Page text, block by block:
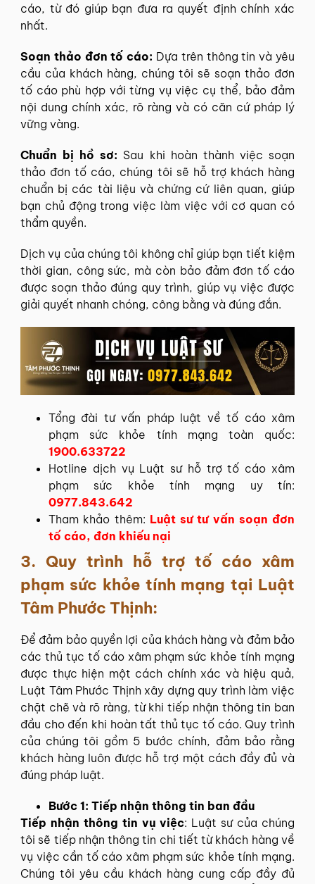
cáo, từ đó giúp bạn đưa ra quyết định chính xác
nhất.
Soạn thảo đơn tố cáo: Dựa trên thông tin và yêu
cầu của khách hàng, chúng tôi sẽ soạn thảo đơn
tố cáo phù hợp với từng vụ việc cụ thể, bảo đảm
nội dung chính xác, rõ ràng và có căn cứ pháp lý
vững vàng.
Chuẩn bị hồ sơ: Sau khi hoàn thành việc soạn
thảo đơn tố cáo, chúng tôi sẽ hỗ trợ khách hàng
chuẩn bị các tài liệu và chứng cứ liên quan, giúp
bạn chủ động trong việc làm việc với cơ quan có
thẩm quyền.
Dịch vụ của chúng tôi không chỉ giúp bạn tiết kiệm
thời gian, công sức, mà còn bảo đảm đơn tố cáo
được soạn thảo đúng quy trình, giúp vụ việc được
giải quyết nhanh chóng, công bằng và đúng đắn.
Tổng đài tư vấn pháp luật về tố cáo xâm
phạm sức khỏe tính mạng toàn quốc:
1900.633722
Hotline dịch vụ Luật sư hỗ trợ tố cáo xâm
phạm sức khỏe tính mạng uy tín:
0977.843.642
Tham khảo thêm: Luật sư tư vấn soạn đơn
tố cáo, đơn khiếu nại
3. Quy trình hỗ trợ tố cáo xâm
phạm sức khỏe tính mạng tại Luật
Tâm Phước Thịnh:
Để đảm bảo quyền lợi của khách hàng và đảm bảo
các thủ tục tố cáo xâm phạm sức khỏe tính mạng
được thực hiện một cách chính xác và hiệu quả,
Luật Tâm Phước Thịnh xây dựng quy trình làm việc
chặt chẽ và rõ ràng, từ khi tiếp nhận thông tin ban
đầu cho đến khi hoàn tất thủ tục tố cáo. Quy trình
của chúng tôi gồm 5 bước chính, đảm bảo rằng
khách hàng luôn được hỗ trợ một cách đầy đủ và
đúng pháp luật.
Bước 1: Tiếp nhận thông tin ban đầu
Tiếp nhận thông tin vụ việc: Luật sư của chúng
tôi sẽ tiếp nhận thông tin chi tiết từ khách hàng về
vụ việc cần tố cáo xâm phạm sức khỏe tính mạng.
Chúng tôi yêu cầu khách hàng cung cấp đầy đủ